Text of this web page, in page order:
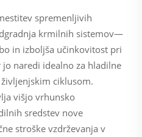
spremenljivih
krmilnih sistemov—
in izboljša učinkovitost pri
naredi idealno za hladilne
ciklusom.
višjo vrhunsko
sredstev nove
stroške vzdrževanja v